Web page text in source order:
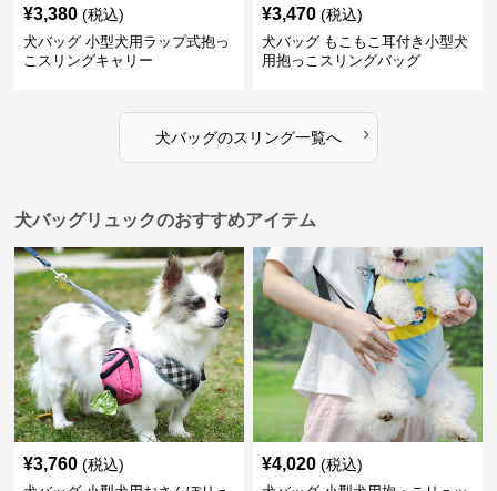
¥3,380 (税込)
犬バッグ 小型犬用ラップ式抱っ
こスリングキャリー
¥3,470 (税込)
犬バッグ もこもこ耳付き小型犬
用抱っこスリングバッグ
犬バッグのスリング一覧へ ›
犬バッグリュックのおすすめアイテム
¥3,760 (税込) ¥4,020 (税込)